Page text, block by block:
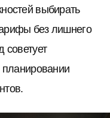
выбирать
без лишнего
советует
планировании